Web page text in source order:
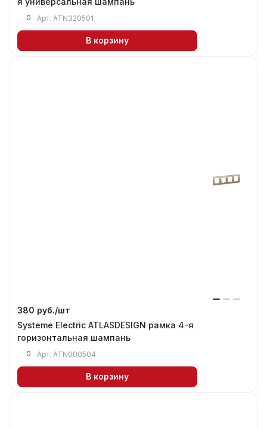
0 Арт. ATN320501
В корзину
380 руб./шт
Systeme Electric ATLASDESIGN рамка 4-я
горизонтальная шампань
0 Арт. ATN000504
В корзину